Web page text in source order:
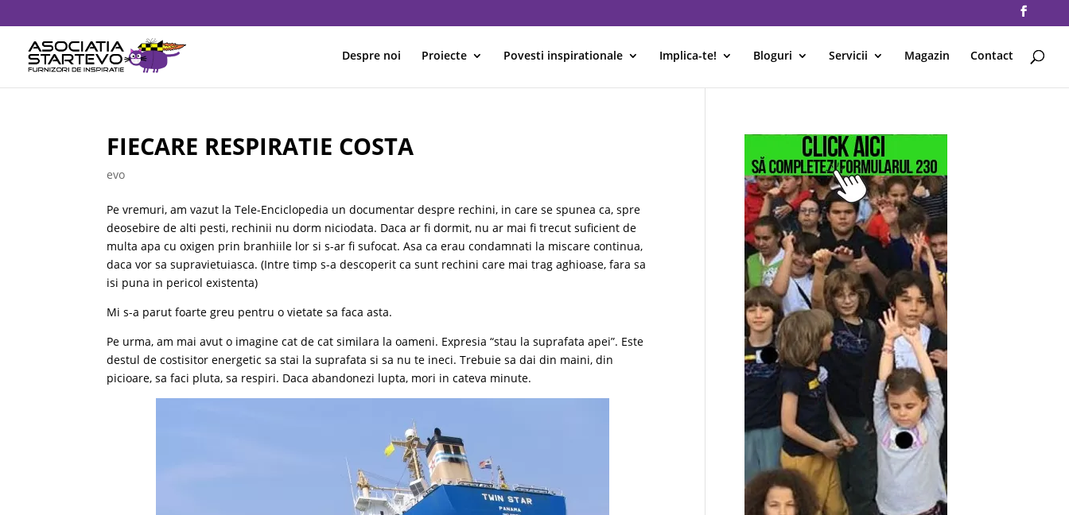
Despre noi Proiecte Povesti inspirationale Implica-te! Bloguri Servicii Magazin Contact
FIECARE RESPIRATIE COSTA
evo
Pe vremuri, am vazut la Tele-Enciclopedia un documentar despre rechini, in care se spunea ca, spre
deosebire de alti pesti, rechinii nu dorm niciodata. Daca ar fi dormit, nu ar mai fi trecut suficient de
multa apa cu oxigen prin branhiile lor si s-ar fi sufocat. Asa ca erau condamnati la miscare continua,
daca vor sa supravietuiasca. (Intre timp s-a descoperit ca sunt rechini care mai trag aghioase, fara sa
isi puna in pericol existenta)
Mi s-a parut foarte greu pentru o vietate sa faca asta.
Pe urma, am mai avut o imagine cat de cat similara la oameni. Expresia “stau la suprafata apei”. Este
destul de costisitor energetic sa stai la suprafata si sa nu te ineci. Trebuie sa dai din maini, din
picioare, sa faci pluta, sa respiri. Daca abandonezi lupta, mori in cateva minute.